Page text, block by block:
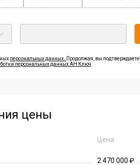
персональных данных.
Продолжая, вы подтверждаете,
персональных данных АН Ключ
цены
Цена
2 470 000 ₽